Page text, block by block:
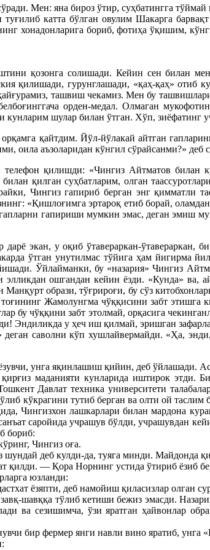
Мен: яна бироз ўтир, суҳбатингга
катта бўлган овулим Шакарга
хонадонларига бориб, фотиҳа ўқишим,
қозонга солишади. Кейин сен билан
қилишади, гурунглашади, «қаҳ-қаҳ» отиб
ташвиш чекамиз. Мен бу
орден-медал. Олмаган
шулар билан ўтган. Хўп, зиёфатинг
қайтдим. Йўл-йўлакай айтган
оила аъзоларидан кўнгил сўрайсанми?»
қилишди: «Чингиз Айтматов билан
қилган суҳбатларим, олган
Чингиз гапириб берган энг қимматли
«Қишлоғимга эртароқ етиб борай,
гапириши мумкин эмас, деган эмиш
экан, у оқиб ўтавераркан-ўтавераркан,
ўтган унутилмас тўйига ҳам йигирма
Ўйлайманки, бу «назария» Чингиз
ошгандан кейин ёзди. «Кунда» ва,
образи, тўғрироғи, бу сўз
Жамолунгма чўққисини забт
бу чўққини забт этолмай, орқасига
Эндиликда у ҳеч иш қилмай, эришган
деган саволни кўп хушлайвермайди. «Ҳа,
унга яқинлашиш қийин, деб ўйлашади.
маданияти кунларида иштирок этди.
Давлат техника университети
кўкрагини тутиб берган ва олти ой
Чингизхон лашкарлари билан мардона
саройида учрашув бўлди, учрашувдан
бориб:
Чингиз оға.
деб кулди-да, туяга минди. Майдонда
— Қора Норнинг устида ўтириб ёзиб
юзланди:
ёзяпти, деб намойиш қиласизлар олган
шавққа тўлиб кетиши бежиз эмасди.
ва сезишимча, ўзи яратган ҳайвонлар
бир фермер янги навли вино яратиб, унга